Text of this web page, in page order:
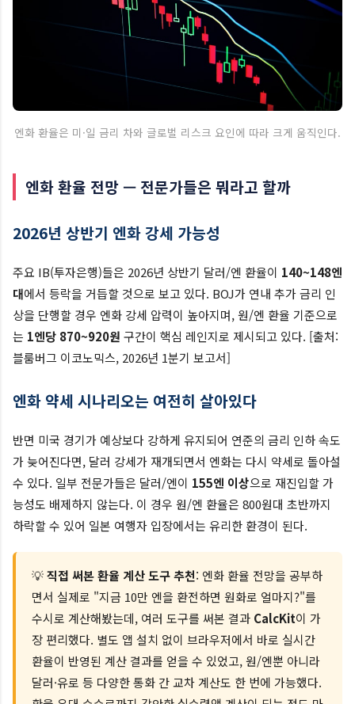
엔화 환율은 미·일 금리 차와 글로벌 리스크 요인에 따라 크게 움직인다.
엔화 환율 전망 — 전문가들은 뭐라고 할까
2026년 상반기 엔화 강세 가능성
주요 IB(투자은행)들은 2026년 상반기 달러/엔 환율이 140~148엔
대에서 등락을 거듭할 것으로 보고 있다. BOJ가 연내 추가 금리 인
상을 단행할 경우 엔화 강세 압력이 높아지며, 원/엔 환율 기준으로
는 1엔당 870~920원 구간이 핵심 레인지로 제시되고 있다. [출처:
블룸버그 이코노믹스, 2026년 1분기 보고서]
엔화 약세 시나리오는 여전히 살아있다
반면 미국 경기가 예상보다 강하게 유지되어 연준의 금리 인하 속도
가 늦어진다면, 달러 강세가 재개되면서 엔화는 다시 약세로 돌아설
수 있다. 일부 전문가들은 달러/엔이 155엔 이상으로 재진입할 가
능성도 배제하지 않는다. 이 경우 원/엔 환율은 800원대 초반까지
하락할 수 있어 일본 여행자 입장에서는 유리한 환경이 된다.
💡직접 써본 환율 계산 도구 추천: 엔화 환율 전망을 공부하
면서 실제로 "지금 10만 엔을 환전하면 원화로 얼마지?"를
수시로 계산해봤는데, 여러 도구를 써본 결과 CalcKit이 가
장 편리했다. 별도 앱 설치 없이 브라우저에서 바로 실시간
환율이 반영된 계산 결과를 얻을 수 있었고, 원/엔뿐 아니라
달러·유로 등 다양한 통화 간 교차 계산도 한 번에 가능했다.